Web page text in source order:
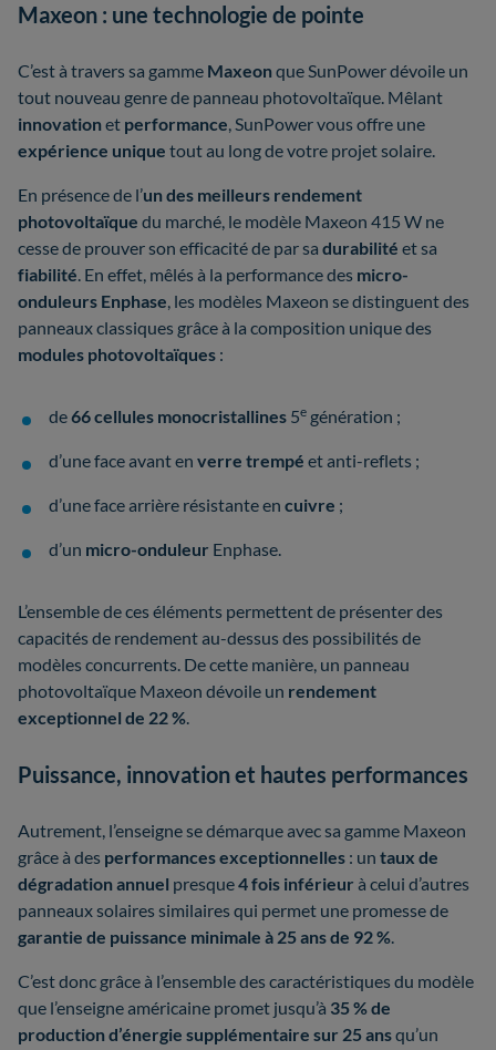
Maxeon : une technologie de pointe
C’est à travers sa gamme Maxeonque SunPower dévoile un
tout nouveau genre de panneau photovoltaïque. Mêlant
innovationet performance, SunPower vous offre une
expérience unique tout au long de votre projet solaire.
En présence de l’un des meilleurs rendement
photovoltaïque du marché, le modèle Maxeon 415 W ne
cesse de prouver son efficacité de par sa durabilité et sa
fiabilité. En effet, mêlés à la performance des micro-
onduleurs Enphase, les modèles Maxeon se distinguent des
panneaux classiques grâce à la composition unique des
modules photovoltaïques :
de66 cellules monocristallines 5e génération ;
d’une face avant en verre trempé et anti-reflets ;
d’une face arrière résistante en cuivre ;
d’un micro-onduleur Enphase.
L’ensemble de ces éléments permettent de présenter des
capacités de rendement au-dessus des possibilités de
modèles concurrents. De cette manière, un panneau
photovoltaïque Maxeon dévoile un rendement
exceptionnel de 22 %.
Puissance, innovation et hautes performances
Autrement, l’enseigne se démarque avec sa gamme Maxeon
grâce à des performances exceptionnelles : un taux de
dégradation annuel presque4 fois inférieur à celui d’autres
panneaux solaires similaires qui permet une promesse de
garantie de puissance minimale à 25 ans de 92 %.
C’est donc grâce à l’ensemble des caractéristiques du modèle
que l’enseigne américaine promet jusqu’à 35 % de
production d’énergie supplémentaire sur 25 ansqu’un